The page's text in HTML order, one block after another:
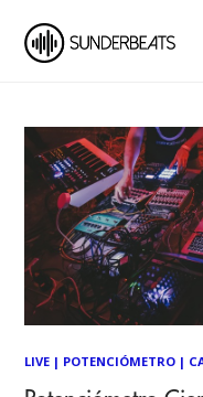
LIVE | POTENCIÓMETRO |